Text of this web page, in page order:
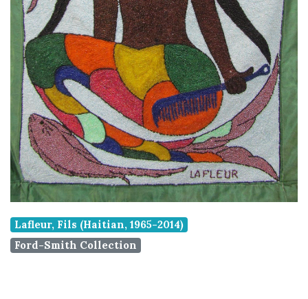
Lafleur, Fils (Haitian, 1965-2014)
Ford-Smith Collection